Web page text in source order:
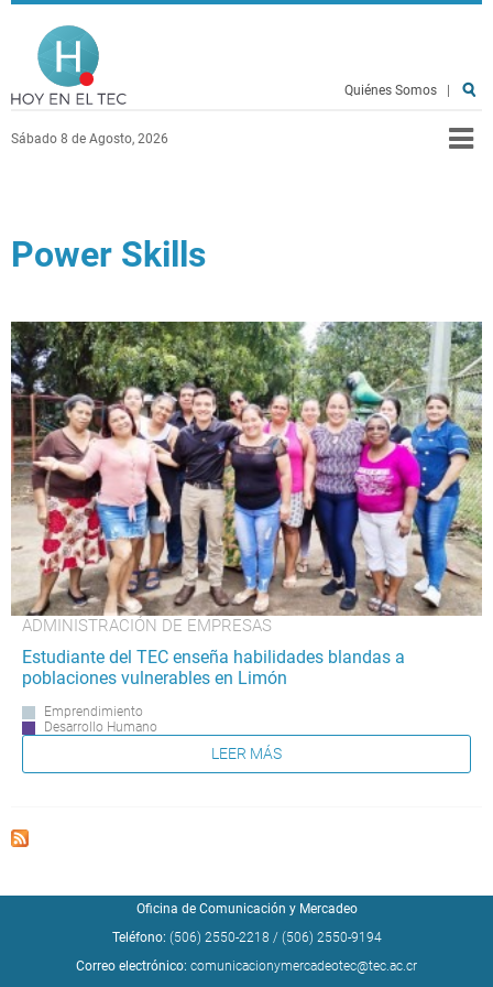
Pasar al contenido principal
Sábado 8 de Agosto, 2026
Quiénes Somos
Power Skills
ADMINISTRACIÓN DE EMPRESAS
Estudiante del TEC enseña habilidades blandas a
poblaciones vulnerables en Limón
Emprendimiento
Desarrollo Humano
LEER MÁS
Oficina de Comunicación y Mercadeo
Teléfono: (506) 2550-2218 / (506) 2550-9194
Correo electrónico: comunicacionymercadeotec@tec.ac.cr